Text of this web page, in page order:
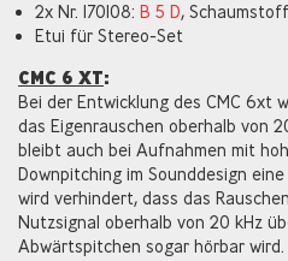
2x Nr. 170108: B 5 D,
Etui für Stereo-Set
CMC 6 XT:
Bei der Entwicklung des CMC 6xt
das Eigenrauschen oberhalb von
bleibt auch bei Aufnahmen mit
Downpitching im Sounddesign
wird verhindert, dass das
Nutzsignal oberhalb von 20 kHz
Abwärtspitchen sogar hörbar wird.